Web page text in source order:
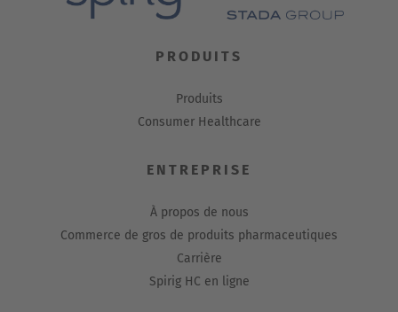
PRODUITS
Produits
Consumer Healthcare
ENTREPRISE
À propos de nous
Commerce de gros de produits pharmaceutiques
Carrière
Spirig HC en ligne